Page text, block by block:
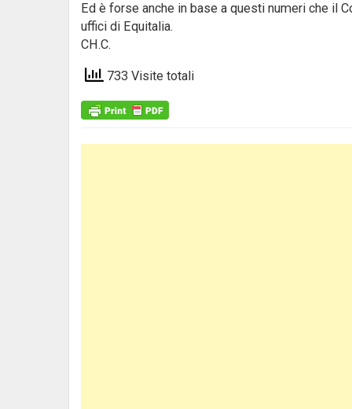
Ed è forse anche in base a questi numeri che il
uffici di Equitalia.
CH.C.
733 Visite totali